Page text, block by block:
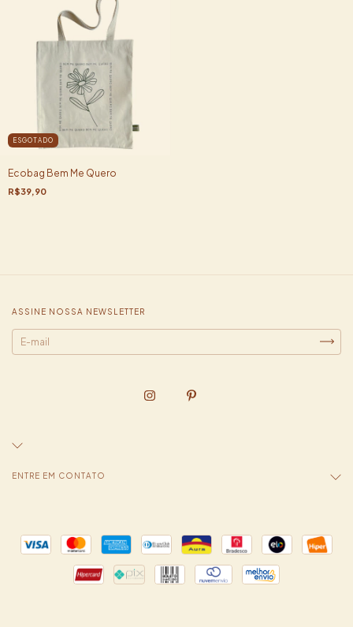
ESGOTADO
Ecobag Bem Me Quero
R$39,90
ASSINE NOSSA NEWSLETTER
ENTRE EM CONTATO